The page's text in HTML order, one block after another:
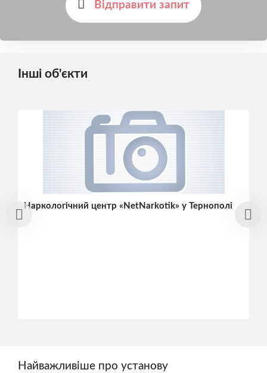
Відправити запит
Інші об'єкти
Наркологічний центр «NetNarkotik» у Тернополі
Найважливіше про установу